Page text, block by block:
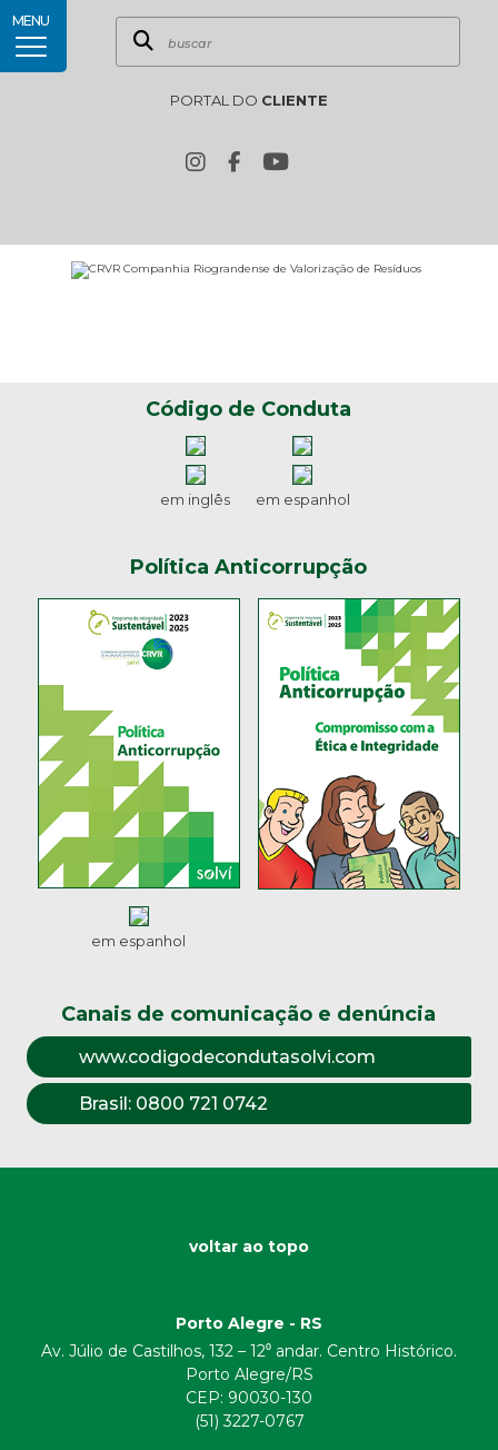
PORTAL DO CLIENTE
MENU
Código de Conduta
em inglês em espanhol
Política Anticorrupção
em espanhol
Canais de comunicação e denúncia
www.codigodecondutasolvi.com
Brasil: 0800 721 0742
voltar ao topo
Porto Alegre - RS
Av. Júlio de Castilhos, 132 – 12⁰ andar. Centro Histórico.
Porto Alegre/RS
CEP: 90030-130
(51) 3227-0767